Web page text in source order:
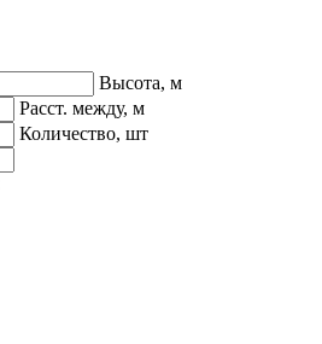
Высота, м
Расст. между, м
Количество, шт